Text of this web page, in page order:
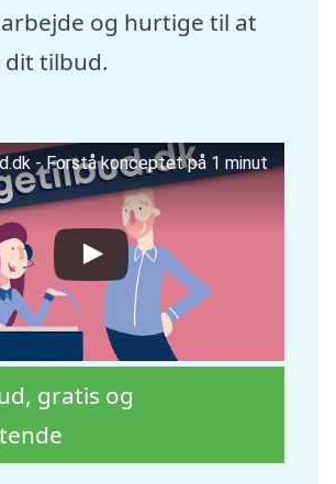
og hurtige til at
dit tilbud.
- Forstå konceptet på 1 minut
gratis og